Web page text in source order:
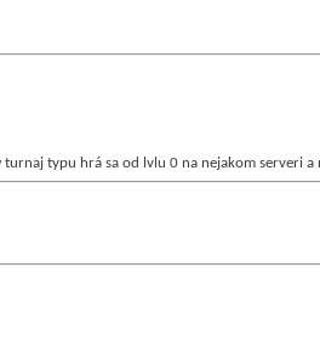
typu hrá sa od lvlu 0 na nejakom serveri